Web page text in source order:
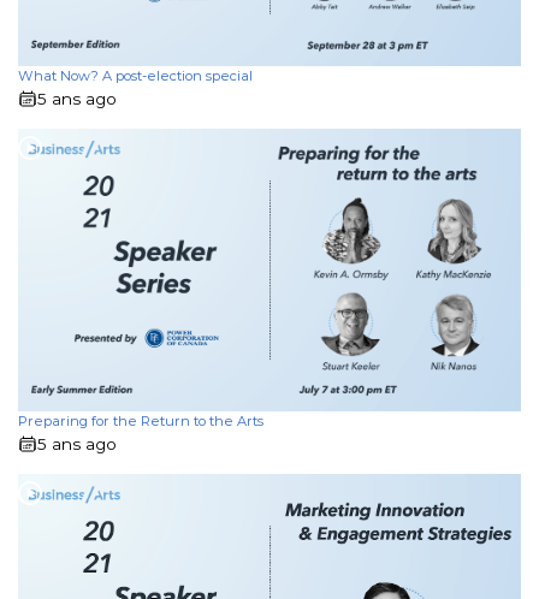
What Now? A post-election special
5 ans ago
Preparing for the Return to the Arts
5 ans ago